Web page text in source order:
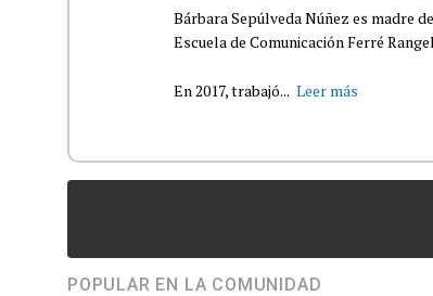
Bárbara Sepúlveda Núñez es madre
Escuela de Comunicación Ferré
En 2017, trabajó... Leer más
POPULAR EN LA COMUNIDAD